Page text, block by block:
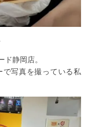
静岡店。
写真を撮っている私